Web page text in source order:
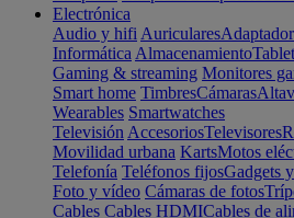
Electrónica
Audio y hifi Auriculares
Informática Almacenamiento
Gaming & streaming Monitores
Smart home TimbresCámaras
Wearables Smartwatches
Televisión AccesoriosTelevisores
Movilidad urbana KartsMotos
Telefonía Teléfonos fijosGadgets
Foto y vídeo Cámaras de fotos
Cables Cables HDMICables de